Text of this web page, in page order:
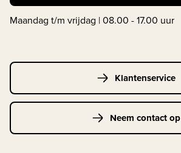
Maandag t/m vrijdag | 08.00 - 17.00 uur
Klantenservice
Neem contact op